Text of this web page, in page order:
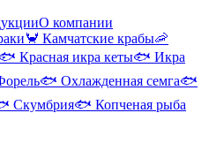
О компании
🦀 Камчатские крабы🦐
🐟 Красная икра кеты🐟 Икра
🐟 Охлажденная семга🐟
Скумбрия🐟 Копченая рыба